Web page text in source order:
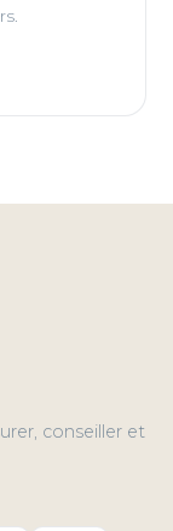
conseiller et